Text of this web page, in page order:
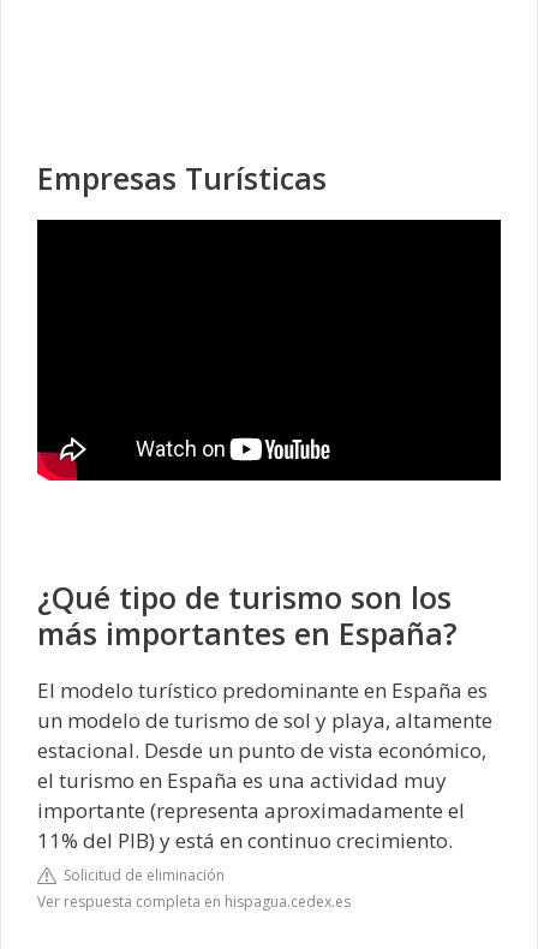
Empresas Turísticas
¿Qué tipo de turismo son los
más importantes en España?
El modelo turístico predominante en España es
un modelo de turismo de sol y playa, altamente
estacional. Desde un punto de vista económico,
el turismo en España es una actividad muy
importante (representa aproximadamente el
11% del PIB) y está en continuo crecimiento.
Solicitud de eliminación
Ver respuesta completa en hispagua.cedex.es